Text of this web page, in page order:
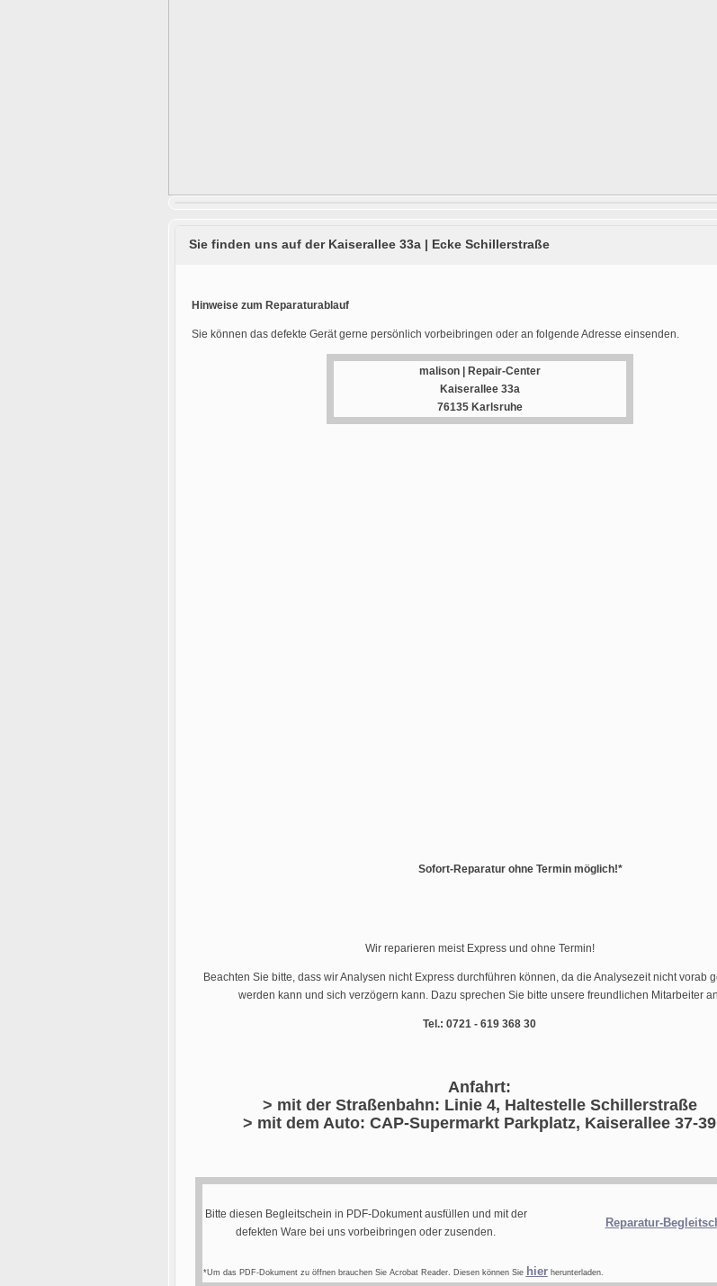
Sie finden uns auf der Kaiserallee 33a | Ecke Schillerstraße
Hinweise zum Reparaturablauf
Sie können das defekte Gerät gerne persönlich vorbeibringen oder an folgende Adresse einsenden.
malison | Repair-Center
Kaiserallee 33a
76135 Karlsruhe
Sofort-Reparatur ohne Termin möglich!*
Wir reparieren meist Express und ohne Termin!
Beachten Sie bitte, dass wir Analysen nicht Express durchführen können, da die Analysezeit nicht vorab
werden kann und sich verzögern kann. Dazu sprechen Sie bitte unsere freundlichen Mitarbeiter
Tel.: 0721 - 619 368 30
Anfahrt:
> mit der Straßenbahn: Linie 4, Haltestelle Schillerstraße
> mit dem Auto: CAP-Supermarkt Parkplatz, Kaiserallee 37-39
Bitte diesen Begleitschein in PDF-Dokument ausfüllen und mit der
defekten Ware bei uns vorbeibringen oder zusenden.
Reparatur-
*Um das PDF-Dokument zu öffnen brauchen Sie Acrobat Reader. Diesen können Sie hierherunterladen.